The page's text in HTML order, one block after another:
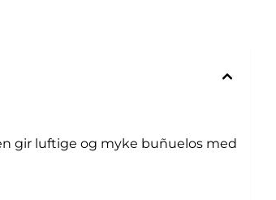
gir luftige og myke buñuelos med